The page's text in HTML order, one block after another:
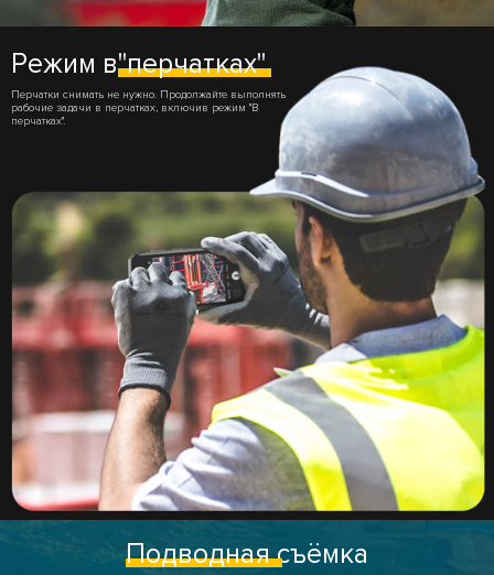
Режим в"перчатках"
Перчатки снимать не нужно. Продолжайте выполнять
рабочие задачи в перчатках, включив режим "В
перчатках".
Подводнаясъёмка